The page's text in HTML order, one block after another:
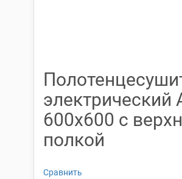
электрический
600х600 с
полкой
Сравнить